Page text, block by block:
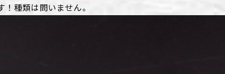
種類は問いません。